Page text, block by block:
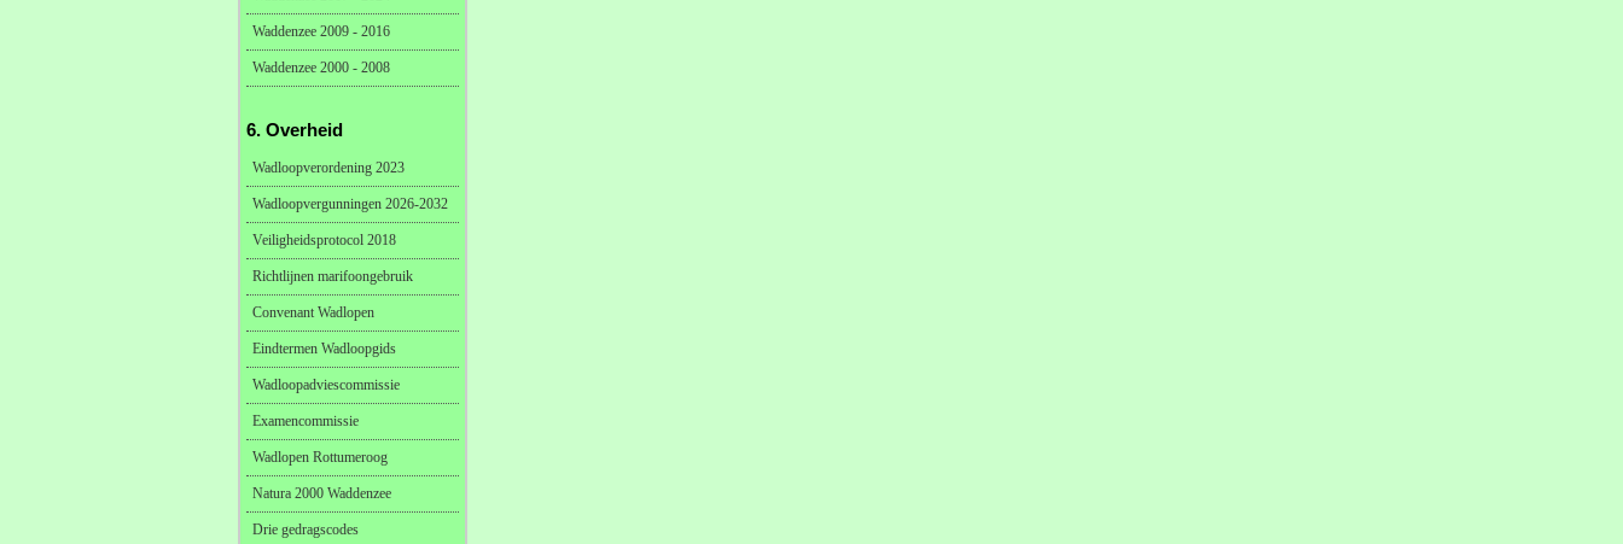
Waddenzee 2009 - 2016
Waddenzee 2000 - 2008
6. Overheid
Wadloopverordening 2023
Wadloopvergunningen 2026-2032
Veiligheidsprotocol 2018
Richtlijnen marifoongebruik
Convenant Wadlopen
Eindtermen Wadloopgids
Wadloopadviescommissie
Examencommissie
Wadlopen Rottumeroog
Natura 2000 Waddenzee
Drie gedragscodes